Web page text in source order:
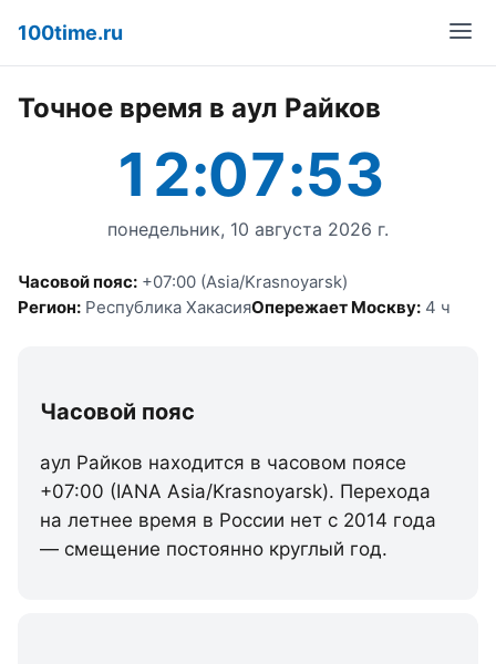
100time.ru
Точное время в аул Райков
12:07:53
понедельник, 10 августа 2026 г.
Часовой пояс: +07:00 (Asia/Krasnoyarsk)
Регион: Республика ХакасияОпережает Москву: 4 ч
Часовой пояс
аул Райков находится в часовом поясе
+07:00 (IANA Asia/Krasnoyarsk). Перехода
на летнее время в России нет с 2014 года
— смещение постоянно круглый год.